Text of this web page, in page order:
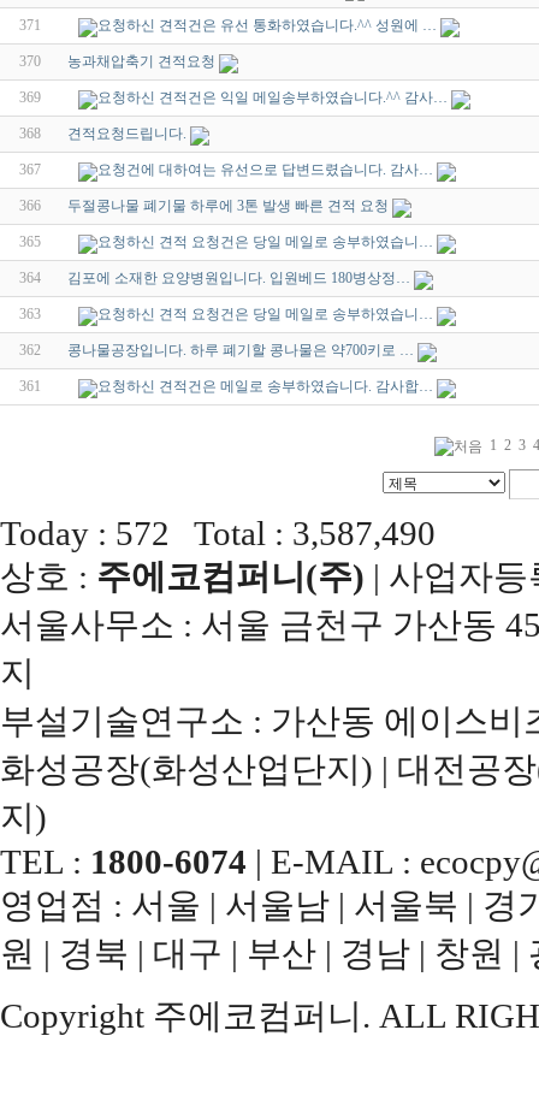
371 요청하신 견적건은 유선 통화하였습니다.^^ 성원에 …
370 농과채압축기 견적요청
369 요청하신 견적건은 익일 메일송부하였습니다.^^ 감사…
368 견적요청드립니다.
367 요청건에 대하여는 유선으로 답변드렸습니다. 감사…
366 두절콩나물 폐기물 하루에 3톤 발생 빠른 견적 요청
365 요청하신 견적 요청건은 당일 메일로 송부하였습니…
364 김포에 소재한 요양병원입니다. 입원베드 180병상정…
363 요청하신 견적 요청건은 당일 메일로 송부하였습니…
362 콩나물공장입니다. 하루 폐기할 콩나물은 약700키로 …
361 요청하신 견적건은 메일로 송부하였습니다. 감사합…
1 2 3 4
Today : 572 Total : 3,587,490
상호 : 주에코컴퍼니(주) | 사업자등
서울사무소 : 서울 금천구 가산동
지
부설기술연구소 : 가산동 에이스비
화성공장(화성산업단지) | 대전공
지)
TEL : 1800-6074 | E-MAIL :
영업점 : 서울 | 서울남 | 서울북 | 경
원 | 경북 | 대구 | 부산 | 경남 | 창원 |
Copyright 주에코컴퍼니. ALL